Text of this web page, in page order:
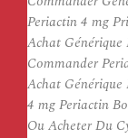
Periactin 4 mg
Achat Générique
Commander
Achat Générique
4 mg Periactin
Ou Acheter Du